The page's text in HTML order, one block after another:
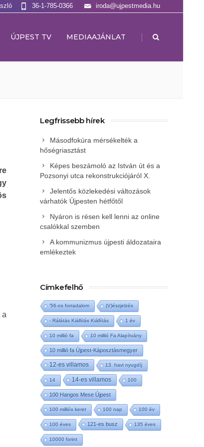
iroda@ujpestmedia.hu
36-1-785-0366
ÚJPEST TV MEDIAAJÁNLAT |
a
Legfrissebb hírek
Másodfokúra mérsékelték a
hőségriasztást
Képes beszámoló az István út és a
Pozsonyi utca rekonstrukciójáról X.
Jelentős közlekedési változások
várhatók Újpesten hétfőtől
Nyáron is résen kell lenni az online
csalókkal szemben
A kommunizmus újpesti áldozataira
emlékeztek
Címkefelhő
'56-os forradalom (V)észjelzés
- Rálátás Kiállítás Kiállítás 1 év
10 millió fa 10 millió Fa Alapítvány
10 millió fa Újpest-Káposztásmegyer
12-es villamos 13. havi nyugdíj
14 14-es villamos 100
100 Hangos Mese Újpest
100 milliós keret 100 nap 100 év
100 éves 121-es busz 135 éves
10000 forint